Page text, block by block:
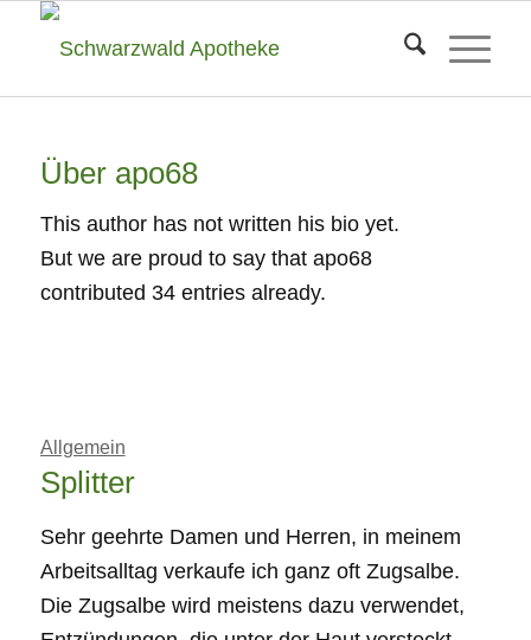
Über apo68
This author has not written his bio yet.
But we are proud to say that apo68
contributed 34 entries already.
Allgemein
Splitter
Sehr geehrte Damen und Herren, in meinem
Arbeitsalltag verkaufe ich ganz oft Zugsalbe.
Die Zugsalbe wird meistens dazu verwendet,